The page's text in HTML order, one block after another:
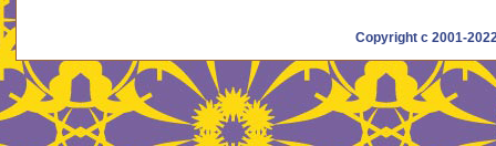
Copyright c 2001-